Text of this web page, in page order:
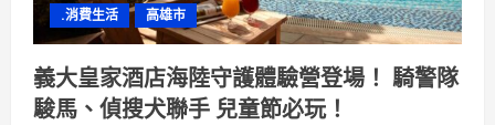
產
館
甜
蜜
登
場
.消費生活 高雄市
義大皇家酒店海陸守護體驗營登場！ 騎警隊
駿馬、偵搜犬聯手 兒童節必玩！